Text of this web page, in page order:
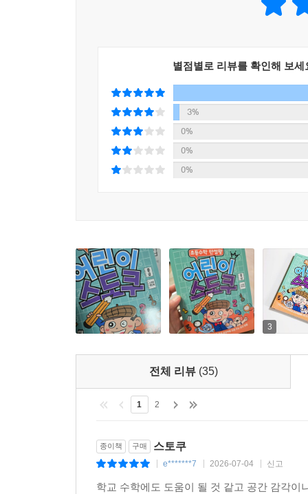
별점별로 리뷰를 확인해 보세
3%
0%
0%
0%
3
전체 리뷰 (35)
1 2
종이책 구매 스토쿠
e*******7 2026-07-04 신고
학교 수학에도 도움이 될 것 같고 공간 감각